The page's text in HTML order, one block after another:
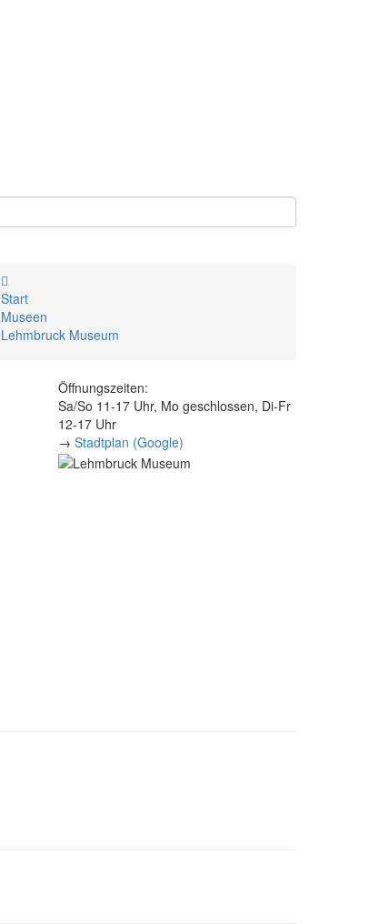
Start
Museen
Lehmbruck Museum
Öffnungszeiten:
Sa/So 11-17 Uhr, Mo geschlossen, Di-Fr
12-17 Uhr
→ Stadtplan (Google)